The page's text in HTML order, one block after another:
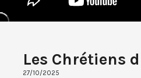
Les Chrétiens
27/10/2025